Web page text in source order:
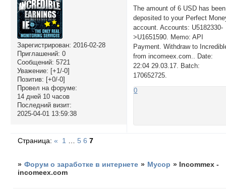
Зарегистрирован: 2016-02-28
Приглашений: 0
Сообщений: 5721
Уважение: [+1/-0]
Позитив: [+0/-0]
Провел на форуме:
14 дней 10 часов
Последний визит:
2025-04-01 13:59:38
The amount of 6 USD has been
deposited to your Perfect
account. Accounts: U5182330-
>U1651590. Memo: API
Payment. Withdraw to
from incomeex.com.. Date:
22:04 29.03.17. Batch:
170652725.
0
Страница:« 1 5 6 7
» Форум о заработке в интернете » Мусор » Incommex -
incomeex.com